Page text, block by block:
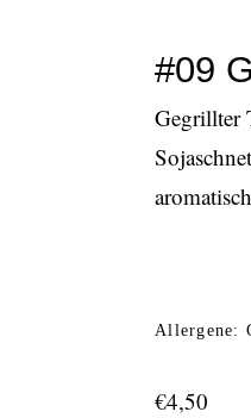
#09
Gegrillter
Allergene:
€4,50